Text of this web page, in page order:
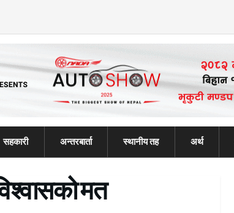
सहकारी अन्तरबार्ता स्थानीय तह अर्थ
मत